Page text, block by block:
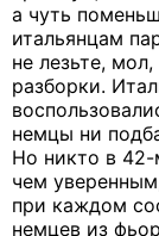
а чуть
итальянцам
не лезьте,
разборки.
немцы ни
Но никто в
чем
при каждом
немцев из